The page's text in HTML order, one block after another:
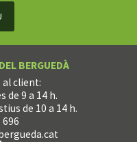
BERGUEDÀ
client:
de 9 a 14 h.
de 10 a 14 h.
696